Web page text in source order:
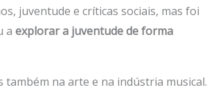
juventude e críticas sociais, mas foi
a explorar a juventude de forma
também na arte e na indústria musical.